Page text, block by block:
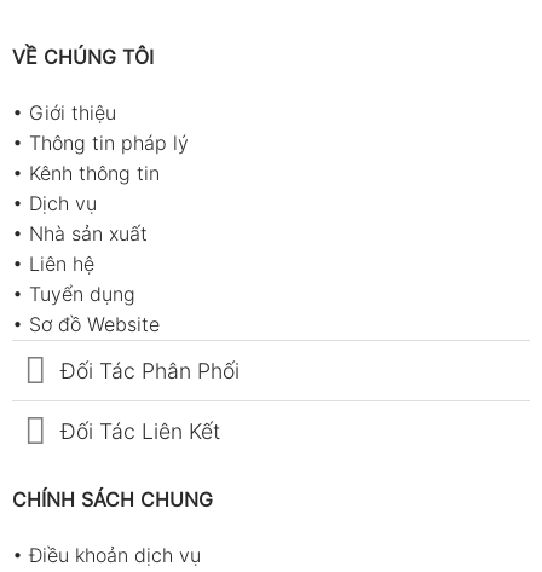
VỀ CHÚNG TÔI
• Giới thiệu
• Thông tin pháp lý
• Kênh thông tin
• Dịch vụ
• Nhà sản xuất
• Liên hệ
• Tuyển dụng
• Sơ đồ Website
Đối Tác Phân Phối
Đối Tác Liên Kết
CHÍNH SÁCH CHUNG
•Điều khoản dịch vụ